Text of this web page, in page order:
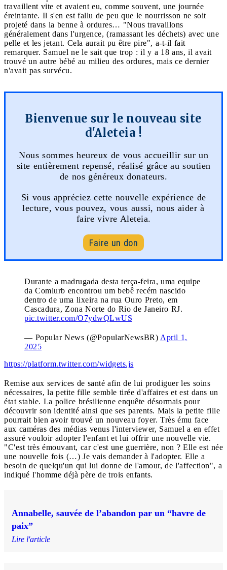
travaillent vite et avaient eu, comme souvent, une journée
éreintante. Il s'en est fallu de peu que le nourrisson ne soit
projeté dans la benne à ordures… "Nous travaillons
généralement dans l'urgence, (ramassant les déchets) avec une
pelle et les jetant. Cela aurait pu être pire", a-t-il fait
remarquer. Samuel ne le sait que trop : il y a 18 ans, il avait
trouvé un autre bébé au milieu des ordures, mais ce dernier
n'avait pas survécu.
Bienvenue sur le nouveau site
d'Aleteia !
Nous sommes heureux de vous accueillir sur un
site entièrement repensé, réalisé grâce au soutien
de nos généreux donateurs.
Si vous appréciez cette nouvelle expérience de
lecture, vous pouvez, vous aussi, nous aider à
faire vivre Aleteia.
Faire un don
Durante a madrugada desta terça-feira, uma equipe
da Comlurb encontrou um bebê recém nascido
dentro de uma lixeira na rua Ouro Preto, em
Cascadura, Zona Norte do Rio de Janeiro RJ.
pic.twitter.com/O7ydwQLwUS
— Popular News (@PopularNewsBR) April 1,
2025
https://platform.twitter.com/widgets.js
Remise aux services de santé afin de lui prodiguer les soins
nécessaires, la petite fille semble tirée d'affaires et est dans un
état stable. La police brésilienne enquête désormais pour
découvrir son identité ainsi que ses parents. Mais la petite fille
pourrait bien avoir trouvé un nouveau foyer. Très ému face
aux caméras des médias venus l'interviewer, Samuel a en effet
assuré vouloir adopter l'enfant et lui offrir une nouvelle vie.
"C'est très émouvant, car c'est une guerrière, non ? Elle est née
une nouvelle fois (…) Je vais demander à l'adopter. Elle a
besoin de quelqu'un qui lui donne de l'amour, de l'affection", a
indiqué l'homme déjà père de trois enfants.
Annabelle, sauvée de l’abandon par un “havre de
paix”
Lire l'article